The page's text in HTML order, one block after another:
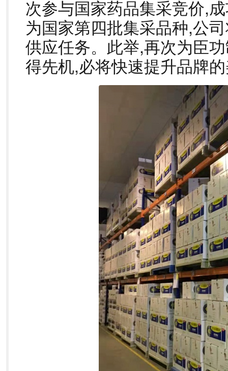
次参与国家药品集采竞价,
为国家第四批集采品种,公
供应任务。此举,再次为臣
得先机,必将快速提升品牌